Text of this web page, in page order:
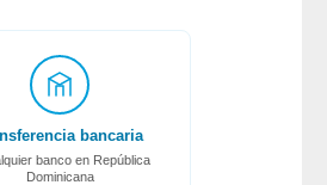
bancaria
banco en República
Dominicana